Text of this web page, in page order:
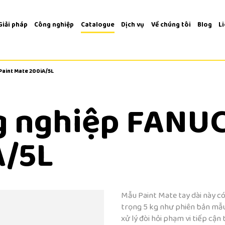
pháp Công nghiệp Catalogue Dịch vụ Về chúng tôi Blog
Mate 200iA/5L
Mate 200iA/5L
nghiệp
5L
Mẫu Paint Mate tay dài này
trọng 5 kg như phiên bản
xử lý đòi hỏi phạm vi tiếp